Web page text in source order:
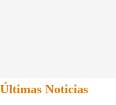
Últimas Noticias